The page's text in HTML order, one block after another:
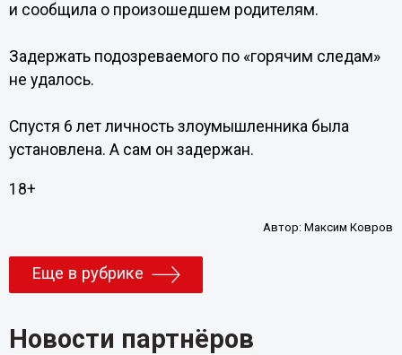
и сообщила о произошедшем родителям.
Задержать подозреваемого по «горячим следам»
не удалось.
Спустя 6 лет личность злоумышленника была
установлена. А сам он задержан.
18+
Автор:Максим Ковров
Еще в рубрике
Новости партнёров